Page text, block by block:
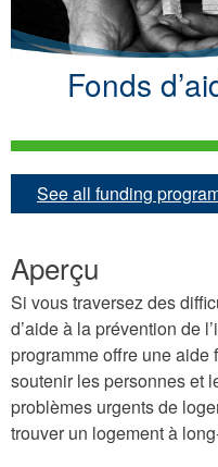
Fonds
See all funding
Aperçu
Si vous traversez des
d’aide à la prévention de
programme offre une aide
soutenir les personnes et
problèmes urgents de
trouver un logement à